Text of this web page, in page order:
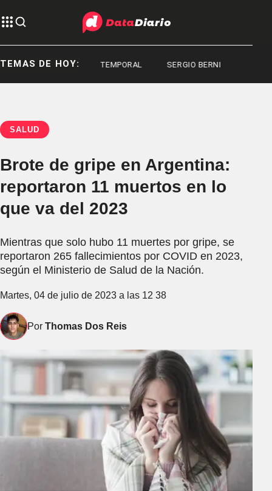
TEMAS DE HOY:
CONGRESO TEMPORAL SERGIO BERNI
SALUD
Brote de gripe en Argentina:
reportaron 11 muertos en lo
que va del 2023
Mientras que solo hubo 11 muertes por gripe, se
reportaron 265 fallecimientos por COVID en 2023,
según el Ministerio de Salud de la Nación.
Martes, 04 de julio de 2023 a las 12 38
Por Thomas Dos Reis